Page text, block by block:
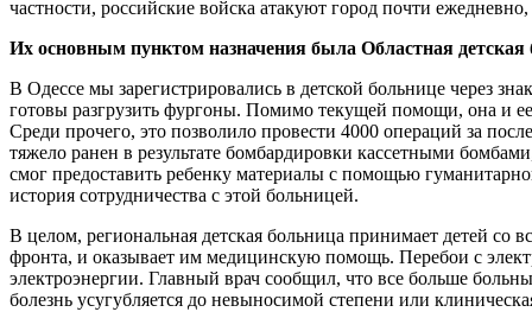
частности, российские войска атакуют город почти
Их основным пунктом назначения была Областная
В Одессе мы зарегистрировались в детской больнице через
готовы разгрузить фургоны. Помимо текущей помощи, она и
Среди прочего, это позволило провести 4000 операций за
тяжело ранен в результате бомбардировки кассетными
смог предоставить ребенку материалы с помощью
история сотрудничества с этой больницей.
В целом, региональная детская больница принимает детей
фронта, и оказывает им медицинскую помощь. Перебои с
электроэнергии. Главный врач сообщил, что все больше
болезнь усугубляется до невыносимой степени или